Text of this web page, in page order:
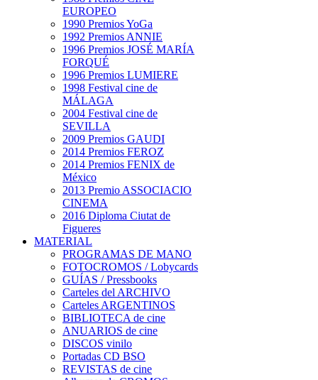
EUROPEO
1990 Premios YoGa
1992 Premios ANNIE
1996 Premios JOSÉ MARÍA
FORQUÉ
1996 Premios LUMIERE
1998 Festival cine de
MÁLAGA
2004 Festival cine de
SEVILLA
2009 Premios GAUDI
2014 Premios FEROZ
2014 Premios FENIX de
México
2013 Premio ASSOCIACIO
CINEMA
2016 Diploma Ciutat de
Figueres
MATERIAL
PROGRAMAS DE MANO
FOTOCROMOS / Lobycards
GUÍAS / Pressbooks
Carteles del ARCHIVO
Carteles ARGENTINOS
BIBLIOTECA de cine
ANUARIOS de cine
DISCOS vinilo
Portadas CD BSO
REVISTAS de cine